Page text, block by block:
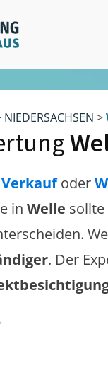
NIEDERSACHSEN >
Verkaufoder
in Welle sollte
. Der